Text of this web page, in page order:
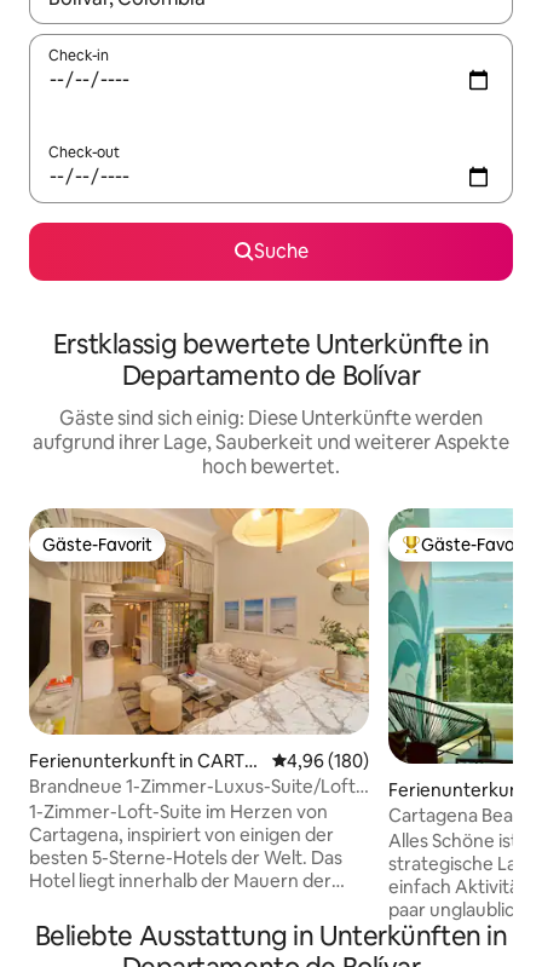
Check-in
Check-out
Suche
Erstklassig bewertete Unterkünfte in
Departamento de Bolívar
Gäste sind sich einig: Diese Unterkünfte werden
aufgrund ihrer Lage, Sauberkeit und weiterer Aspekte
hoch bewertet.
Gäste-Favorit
Gäste-Favorit
Ferienunterkunft in CARTA
GENA
Durchschnittliche Bewertung:
4,96 (180)
Brandneue 1-Zimmer-Luxus-Suite/Loft
im historischen Zentrum
1-Zimmer-Loft-Suite im Herzen von
Cartagena, inspiriert von einigen der
besten 5-Sterne-Hotels der Welt. Das
Hotel liegt innerhalb der Mauern der
Geschäften, Unterhaltung, Restaurants,
Nachtclubs und Bars entfernt. Genieße
Beliebter Gäste-
Gäste-Favorit
Ferienunterkunft
ENA
Cartagena Beach
Blick auf das Meer
Alles Schöne ist
strategische
einfach
paar unglaubliche
zwischen der
Castillogrande,
Beliebte Ausstattung in Unterkünften in